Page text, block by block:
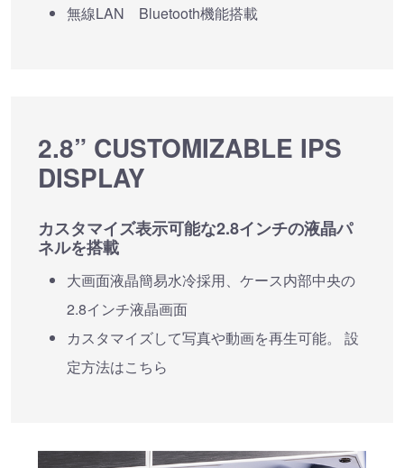
無線LAN Bluetooth機能搭載
2.8” CUSTOMIZABLE IPS
DISPLAY
カスタマイズ表示可能な2.8インチの液晶パ
ネルを搭載
大画面液晶簡易水冷採用、ケース内部中央の
2.8インチ液晶画面
カスタマイズして写真や動画を再生可能。 設
定方法はこちら